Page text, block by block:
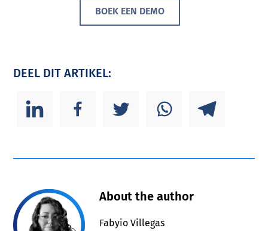
BOEK EEN DEMO
DEEL DIT ARTIKEL:
About the author
Fabyio Villegas